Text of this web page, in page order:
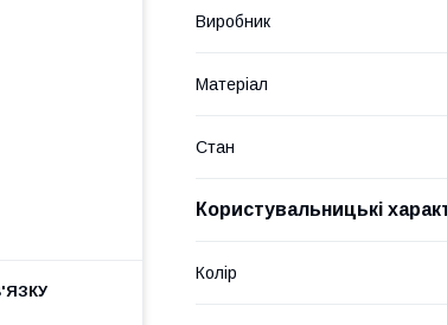
Виробник
Матеріал
Стан
Користувальницькі
Колір